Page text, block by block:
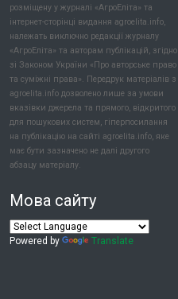
розміщену у журналі «АгроЕліта» та
інтернет-сторінці видання agroelita.info,
належать виключно редакції журналу
«АгроЕліта» та авторам публікацій, згідно
зі Законом України «Про авторське право
та суміжні права». Передрук матеріалів з
agroelita.info дозволено лише за умови
вказівки джерела та прямого, відкритого
для пошукових систем, гіперпосилання
на публікацію на сайті agroelita.info, яке
має бути зазначено не далі другого
абзацу матеріалу.
Мова сайту
Powered by Translate